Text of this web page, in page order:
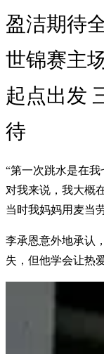
盈洁期待
世锦赛主
起点出发
待
“第一次跳水是在
对我来说，我大概
当时我妈妈用麦当
李承恩意外地承认
失，但他学会让热